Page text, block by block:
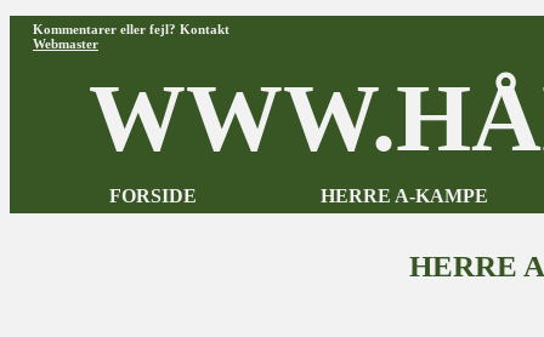
Kommentarer eller fejl? Kontakt
Webmaster
FORSIDE HERRE A-KAMPE
HERRE